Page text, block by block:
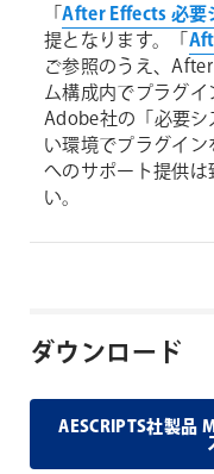
「After Effects 必要
提となります。「
ご参照のうえ、
ム構成内でプラグイ
Adobe社の「必要シ
い環境でプラグイ
へのサポート提供
い。
ダウンロード
AESCRIPTS社製品